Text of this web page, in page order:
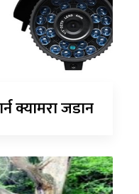
क्यामरा जडान